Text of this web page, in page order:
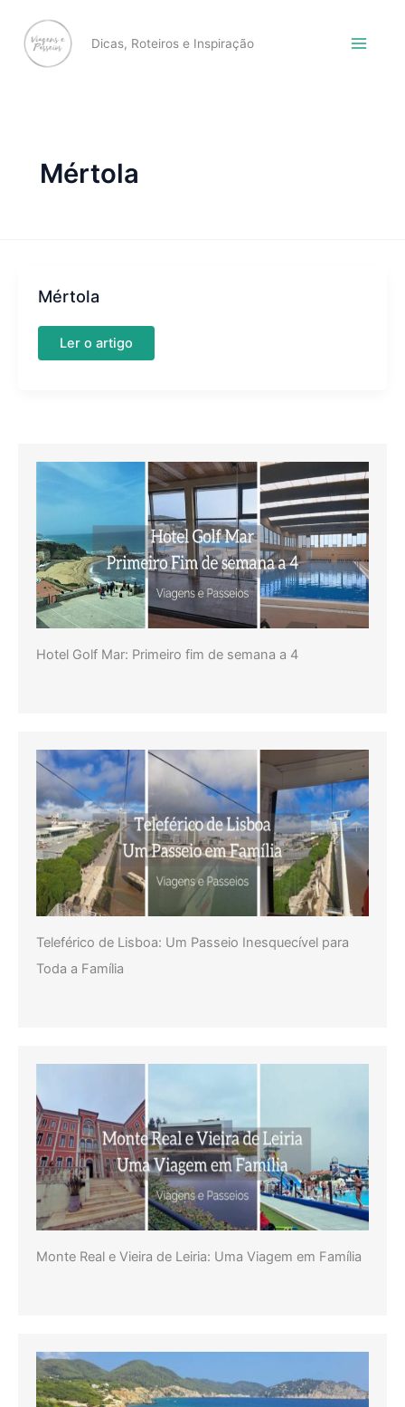
content
Dicas, Roteiros e Inspiração
Mértola
Mértola
Mértola
Ler o artigo
Hotel Golf Mar: Primeiro fim de semana a 4
Teleférico de Lisboa: Um Passeio Inesquecível para
Toda a Família
Monte Real e Vieira de Leiria: Uma Viagem em Família